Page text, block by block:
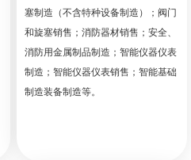
塞制造（不含特种设备制造）；阀门
和旋塞销售；消防器材销售；安全、
消防用金属制品制造；智能仪器仪表
制造；智能仪器仪表销售；智能基础
制造装备制造等。